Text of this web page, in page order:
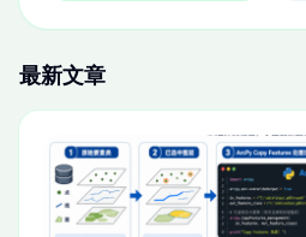
最新文章